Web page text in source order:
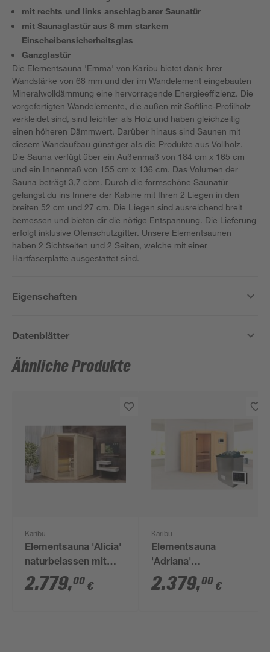
mit rechts und links anschlagbarer Saunatür
mit Saunaglastür aus 8 mm starkem
Einscheibensicherheitsglas
Ganzglastür
Die Elementsauna 'Emma' von Karibu bietet dank ihrer
Wandstärke von 68 mm und der im Wandelement eingebauten
Mineralwolldämmung eine hervorragende Energieeffizienz. Die
vorgefertigten Wandelemente, die außen mit Softline-Profilholz
verkleidet sind, sind leichter als Holz und haben gleichzeitig
einen höheren Dämmwert. Darüber hinaus sind Saunen mit
diesem Wandaufbau günstiger als die Produkte aus Vollholz.
Die Sauna verfügt über ein Außenmaß von 184 cm x 165 cm
und ein Innenmaß von 155 cm x 136 cm. Das Volumen der
Sauna beträgt 3,7 cbm. Durch die formschöne Saunatür
gelangst du ins Innere der Kabine mit Ihren 2 Liegen in den
breiten 52 cm und 27 cm. Die Liegen sind ausreichend breit
bemessen und bieten dir die nötige Entspannung. Die Lieferung
erfolgt inklusive Ofenschutzgitter. Unsere Elementsaunen
haben 2 Sichtseiten und 2 Seiten, welche mit einer
Hartfaserplatte ausgestattet sind.
Eigenschaften
Datenblätter
Ähnliche Produkte
Karibu
Elementsauna 'Alicia'
naturbelassen mit
Klarglastür 9 kW Ofen
externe Steuerung
2.779,00 €
Karibu
Elementsauna
'Adriana'
naturbelassen mit
Klarglastür 9 kW Ofen
2.379,00 €